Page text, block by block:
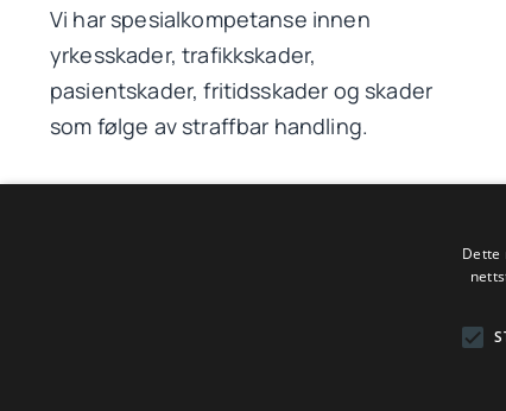
Vi har spesialkompetanse innen
yrkesskader, trafikkskader,
pasientskader, fritidsskader og skader
som følge av straffbar handling.
© 2026PersonskadeAdvokat1 AS | Driftet av WebCraft AS
Spesialisert advokat
Dette